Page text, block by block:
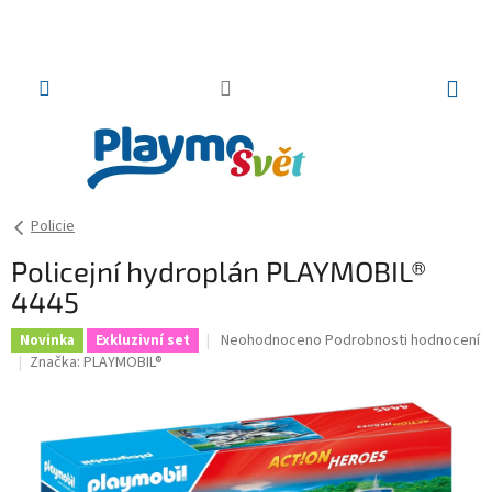
Policie
Policejní hydroplán PLAYMOBIL®
4445
Novinka Exkluzivní set
Průměrné
0,0
z
5
hvězdiček.
Neohodnoceno Podrobnosti hodnocení
Značka: PLAYMOBIL®